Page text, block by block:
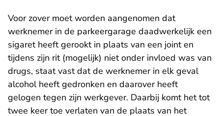
Voor zover moet worden aangenomen dat
werknemer in de parkeergarage daadwerkelijk een
sigaret heeft gerookt in plaats van een joint en
tijdens zijn rit (mogelijk) niet onder invloed was van
drugs, staat vast dat de werknemer in elk geval
alcohol heeft gedronken en daarover heeft
gelogen tegen zijn werkgever. Daarbij komt het tot
twee keer toe verlaten van de plaats van het